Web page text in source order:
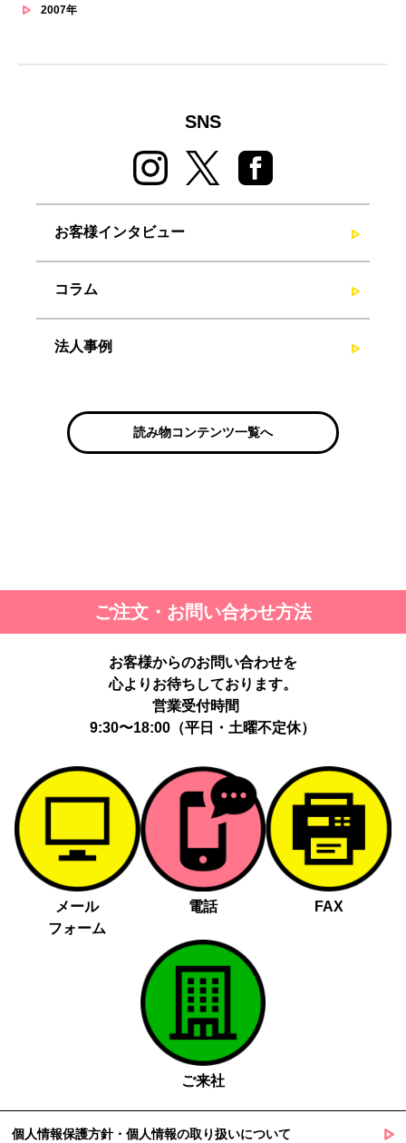
2007年
SNS
お客様インタビュー
コラム
法人事例
読み物コンテンツ一覧へ
ご注文・お問い合わせ方法
お客様からのお問い合わせを
心よりお待ちしております。
営業受付時間
9:30〜18:00（平日・土曜不定休）
メール
フォーム
電話 FAX
ご来社
個人情報保護方針・個人情報の取り扱いについて